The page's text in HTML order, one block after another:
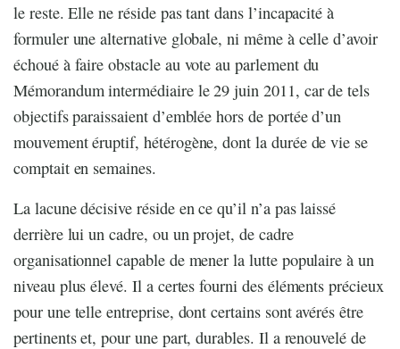
le reste. Elle ne réside pas tant dans l’incapacité à
formuler une alternative globale, ni même à celle d’avoir
échoué à faire obstacle au vote au parlement du
Mémorandum intermédiaire le 29 juin 2011, car de tels
objectifs paraissaient d’emblée hors de portée d’un
mouvement éruptif, hétérogène, dont la durée de vie se
comptait en semaines.
La lacune décisive réside en ce qu’il n’a pas laissé
derrière lui un cadre, ou un projet, de cadre
organisationnel capable de mener la lutte populaire à un
niveau plus élevé. Il a certes fourni des éléments précieux
pour une telle entreprise, dont certains sont avérés être
pertinents et, pour une part, durables. Il a renouvelé de